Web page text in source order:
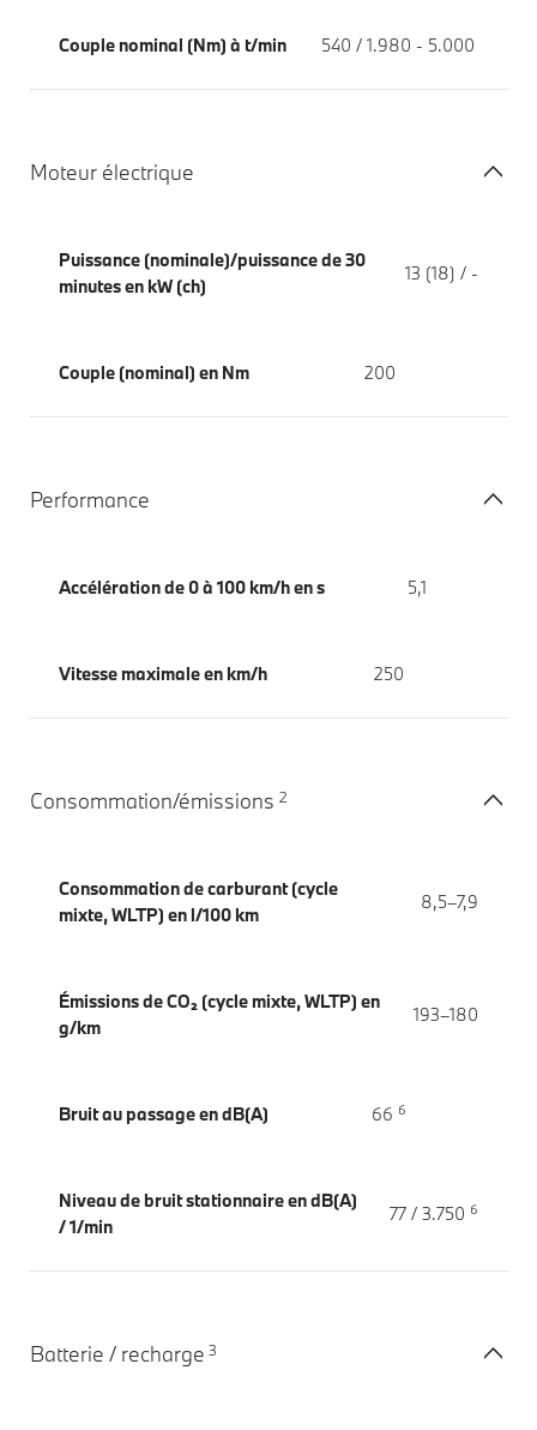
Couple nominal (Nm) à t/min 540 / 1.980 - 5.000
Moteur électrique
Puissance (nominale)/puissance de 30
minutes en kW (ch)
13 (18) / -
Couple (nominal) en Nm 200
Performance
Accélération de 0 à 100 km/h en s 5,1
Vitesse maximale en km/h 250
Consommation/émissions 2
Consommation de carburant (cycle
mixte, WLTP) en l/100 km
8,5–7,9
Émissions de CO₂ (cycle mixte, WLTP) en
g/km
193–180
Bruit au passage en dB(A) 66 6
Niveau de bruit stationnaire en dB(A)
/ 1/min
77 / 3.750 6
Batterie / recharge 3